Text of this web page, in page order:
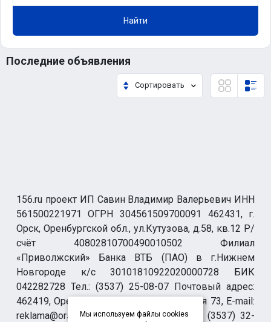
Найти
Последние объявления
Сортировать
156.ru проект ИП Савин Владимир Валерьевич ИНН
561500221971 ОГРН 304561509700091 462431, г.
Орск, Оренбургской обл., ул.Кутузова, д.58, кв.12 Р/
счёт 40802810700490010502 Филиал
«Приволжский» Банка ВТБ (ПАО) в г.Нижнем
Новгороде к/с 30101810922020000728 БИК
042282728 Тел.: (3537) 25-08-07 Почтовый адрес:
462419, Оренбургская обл., г. Орск-19 а/я 73, E-mail:
reklama@orsk.ru ТЕЛЕФОН МОДЕРАЦИИ (3537) 32-
Мы используем файлы cookies